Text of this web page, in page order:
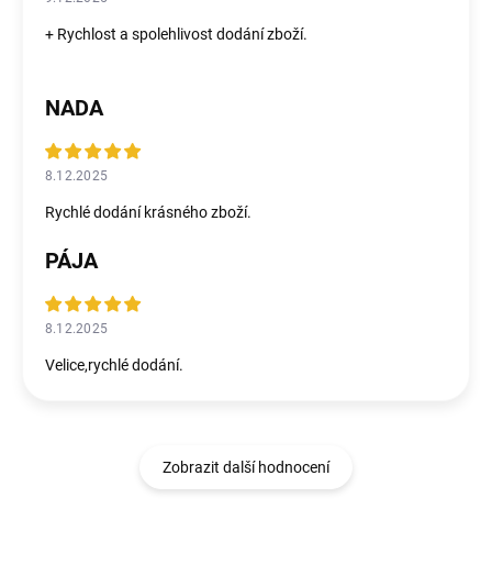
+ Rychlost a spolehlivost dodání zboží.
NADA
8.12.2025
Rychlé dodání krásného zboží.
PÁJA
8.12.2025
Velice,rychlé dodání.
Zobrazit další hodnocení